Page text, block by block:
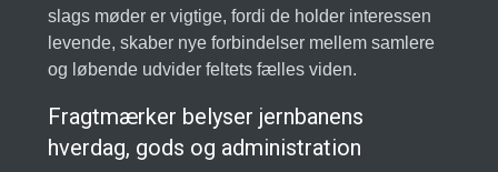
slags møder er vigtige, fordi de holder interessen
levende, skaber nye forbindelser mellem samlere
og løbende udvider feltets fælles viden.
Fragtmærker belyser jernbanens
hverdag, gods og administration